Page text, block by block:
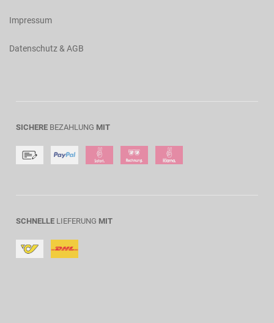
Impressum
Datenschutz & AGB
SICHERE BEZAHLUNG MIT
SCHNELLE LIEFERUNG MIT